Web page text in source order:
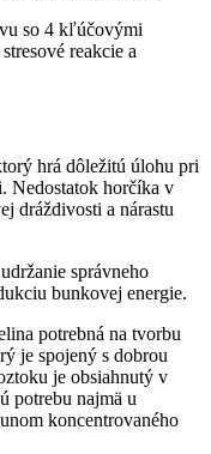
so 4 kľúčovými
reakcie a
hrá dôležitú úlohu pri
Nedostatok horčíka v
dráždivosti a nárastu
správneho
bunkovej energie.
potrebná na tvorbu
je spojený s dobrou
je obsiahnutý v
potrebu najmä u
koncentrovaného